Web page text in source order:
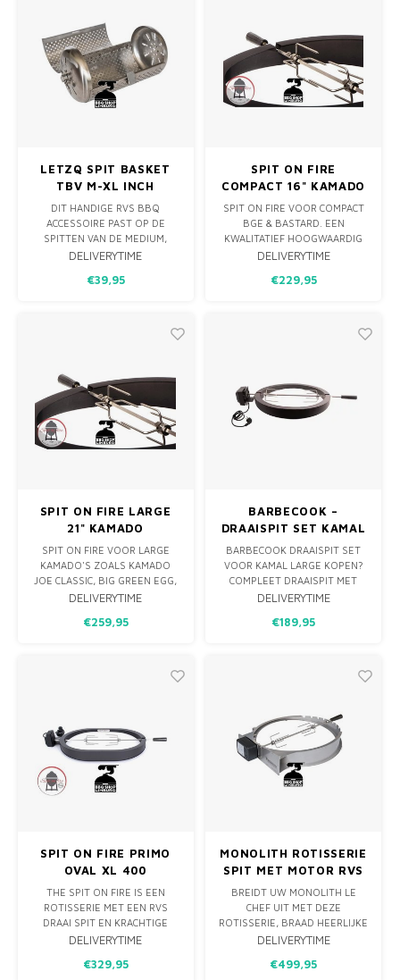
LETZQ SPIT BASKET
TBV M-XL INCH
DIT HANDIGE RVS BBQ
ACCESSOIRE PAST OP DE
SPITTEN VAN DE MEDIUM,
LARGE EN XL EN ZIJN
GROENTE EN AARDAPPELEN
POPCORN, KOFFIEBONEN
BRANDEN OF N
DELIVERYTIME
€39,95
SPIT ON FIRE
COMPACT 16" KAMADO
/ JUNIOR
SPIT ON FIRE VOOR COMPACT
BGE & BASTARD. EEN
KWALITATIEF HOOGWAARDIG
DRAAISPIT VOOR JE BBQ,
POEDERCOAT RVS.
DELIVERYTIME
€229,95
SPIT ON FIRE LARGE
21" KAMADO
SPIT ON FIRE VOOR LARGE
KAMADO'S ZOALS KAMADO
JOE CLASSIC, BIG GREEN EGG,
BASTARD OF MASTERBUILT
HOOGWAARDIG DRAAISPIT
DELIVERYTIME
€259,95
BARBECOOK –
DRAAISPIT SET KAMAL
LARGE MET MOTOR
BARBECOOK DRAAISPIT SET
VOOR KAMAL LARGE KOPEN?
COMPLEET DRAAISPIT MET
MOTOR, 2 SPITVORKEN EN
GAREN VAN KIP, ROLLADE EN
DELIVERYTIME
€189,95
SPIT ON FIRE PRIMO
OVAL XL 400
THE SPIT ON FIRE IS EEN
ROTISSERIE MET EEN RVS
DRAAI SPIT EN KRACHTIGE
ELEKTRISCHE MOTOR DIE
DEZE PAST PERFECT OP DE
DELIVERYTIME
€329,95
MONOLITH ROTISSERIE
SPIT MET MOTOR RVS
- LE CHEF
BREIDT UW MONOLITH LE
CHEF UIT MET DEZE
ROTISSERIE, BRAAD HEERLIJKE
KIP, ROLLADES OF RIBROASTS
ROTISSERIE BEVAT 1 SPIES
DELIVERYTIME
€499,95